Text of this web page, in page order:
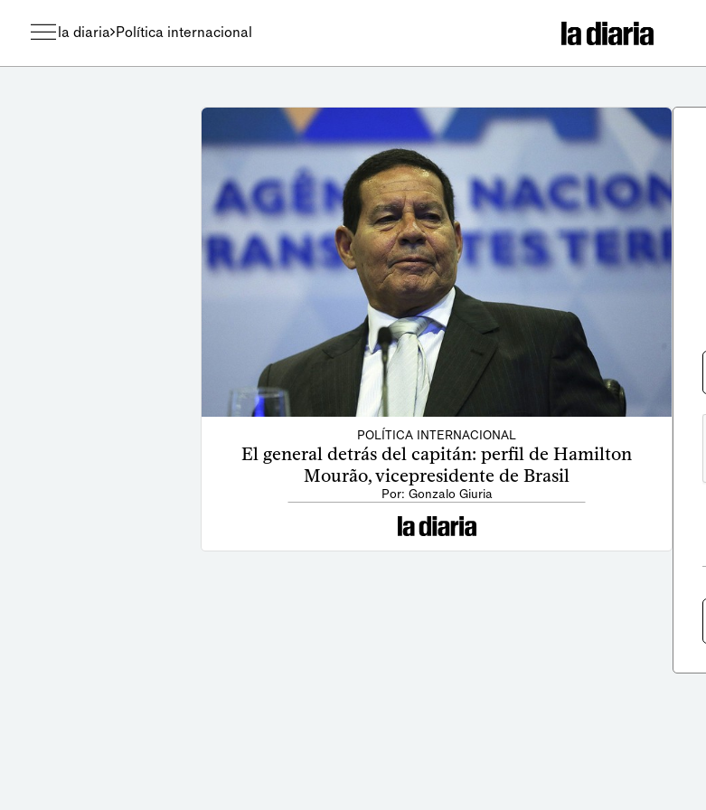
la diaria Política internacional
POLÍTICA INTERNACIONAL
El general detrás del capitán: perfil de Hamilton
Mourão, vicepresidente de Brasil
Por: Gonzalo Giuria